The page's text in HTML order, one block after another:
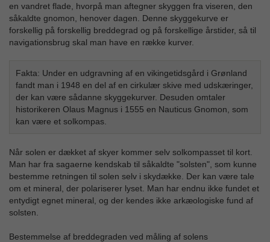
en vandret flade, hvorpå man aftegner skyggen fra viseren, den
såkaldte gnomon, henover dagen. Denne skyggekurve er
forskellig på forskellig breddegrad og på forskellige årstider, så til
navigationsbrug skal man have en række kurver.
Fakta: Under en udgravning af en vikingetidsgård i Grønland
fandt man i 1948 en del af en cirkulær skive med udskæringer,
der kan være sådanne skyggekurver. Desuden omtaler
historikeren Olaus Magnus i 1555 en Nauticus Gnomon, som
kan være et solkompas.
Når solen er dækket af skyer kommer selv solkompasset til kort.
Man har fra sagaerne kendskab til såkaldte "solsten", som kunne
bestemme retningen til solen selv i skydække. Der kan være tale
om et mineral, der polariserer lyset. Man har endnu ikke fundet et
entydigt egnet mineral, og der kendes ikke arkæologiske fund af
solsten.
Bestemmelse af breddegraden ved måling af solens